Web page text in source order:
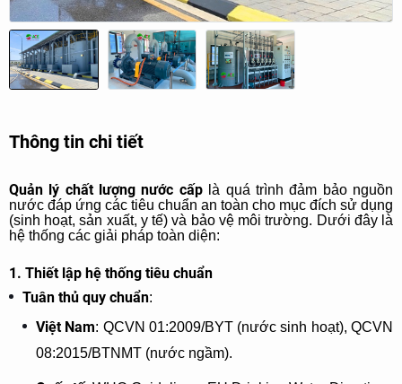
Thông tin chi tiết
Quản lý chất lượng nước cấplà quá trình đảm bảo nguồn
nước đáp ứng các tiêu chuẩn an toàn cho mục đích sử dụng
(sinh hoạt, sản xuất, y tế) và bảo vệ môi trường. Dưới đây là
hệ thống các giải pháp toàn diện:
1. Thiết lập hệ thống tiêu chuẩn
Tuân thủ quy chuẩn:
Việt Nam: QCVN 01:2009/BYT (nước sinh hoạt), QCVN
08:2015/BTNMT (nước ngầm).